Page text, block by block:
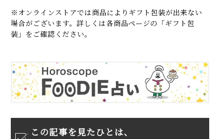
※オンラインストアでは商品によりギフト包装が出来ない
場合がございます。詳しくは各商品ページの「ギフト包
装」をご確認ください。
この記事を見たひとは、